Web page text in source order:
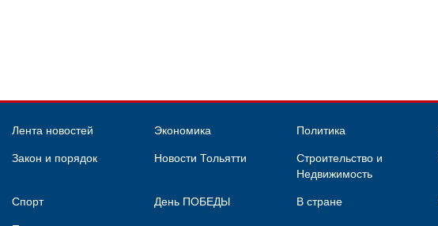
Лента новостей Экономика Политика
Закон и порядок Новости Тольятти
Строительство и
Недвижимость
Спорт День ПОБЕДЫ В стране